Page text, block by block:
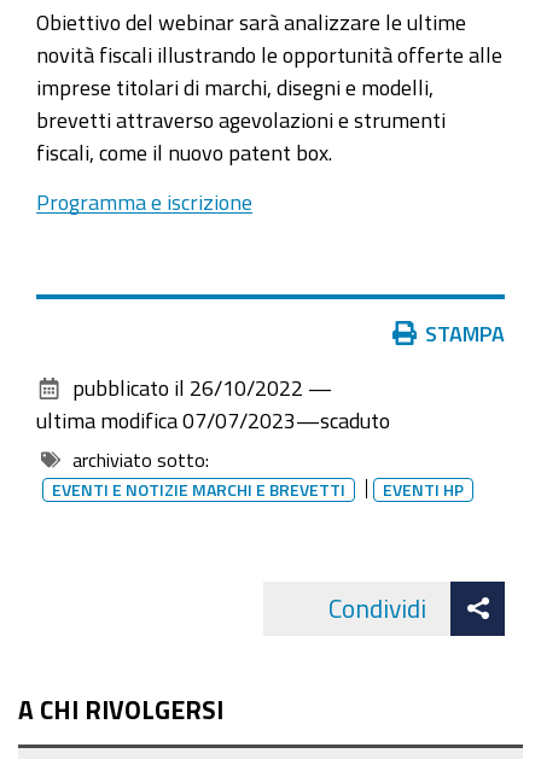
fiscale-
collegato-
ai-
titoli-
di-
industriale-
modelli-
brevetti201d
10
novembre
collegato
ai
Obiettivo del webinar sarà analizzare le ultime
novità fiscali illustrando le opportunità offerte alle
imprese titolari di marchi, disegni e modelli,
brevetti attraverso agevolazioni e strumenti
fiscali, come il nuovo patent box.
Programma e iscrizione
documento
STAMPA
pubblicato il 26/10/2022 —
ultima modifica 07/07/2023—scaduto
archiviato sotto:
EVENTI E NOTIZIE MARCHI E BREVETTI EVENTI HP
Condividi
A CHI RIVOLGERSI